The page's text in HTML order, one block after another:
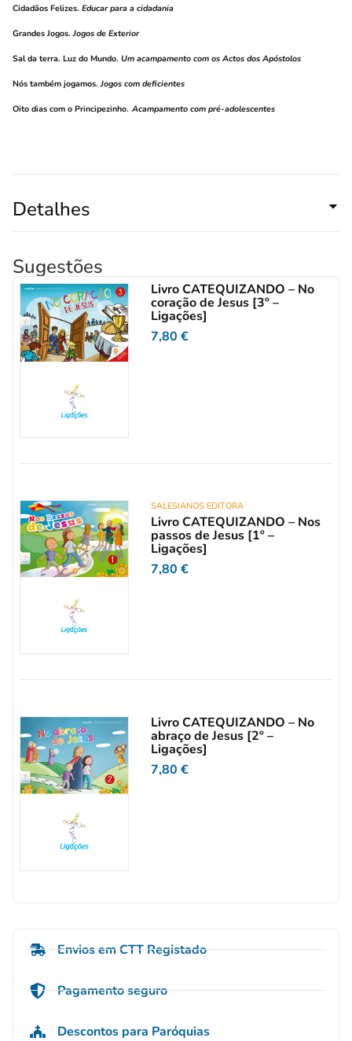
Cidadãos Felizes. Educar para a cidadania
Grandes Jogos.Jogos de Exterior
Sal da terra. Luz do Mundo. Um acampamento com os Actos dos Apóstolos
Nós também jogamos.Jogos com deficientes
Oito dias com o Principezinho. Acampamento com pré-adolescentes
Detalhes
Sugestões
Livro CATEQUIZANDO – No
coração de Jesus [3º –
Ligações]
7,80€
SALESIANOS EDITORA
Livro CATEQUIZANDO – Nos
passos de Jesus [1º –
Ligações]
7,80€
Livro CATEQUIZANDO – No
abraço de Jesus [2º –
Ligações]
7,80€
Envios em CTT Registado
Pagamento seguro
Descontos para Paróquias